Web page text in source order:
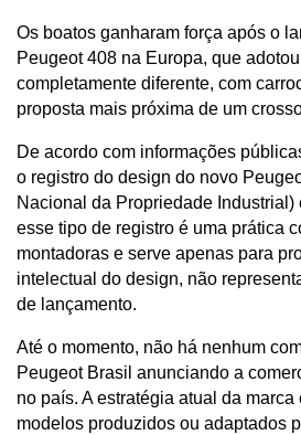
Os boatos ganharam força após o
Peugeot 408 na Europa, que adotou
completamente diferente, com
proposta mais próxima de um
De acordo com informações
o registro do design do novo
Nacional da Propriedade Industrial)
esse tipo de registro é uma prática
montadoras e serve apenas para
intelectual do design, não
de lançamento.
Até o momento, não há nenhum
Peugeot Brasil anunciando a
no país. A estratégia atual da marca
modelos produzidos ou adaptados